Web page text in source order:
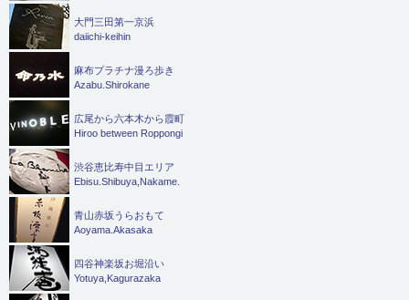
大門三田第一京浜
daiichi-keihin
麻布プラチナ漫ろ歩き
Azabu.Shirokane
広尾から六本木から霞町
Hiroo between Roppongi
渋谷恵比寿中目エリア
Ebisu.Shibuya,Nakame.
青山赤坂うらおもて
Aoyama.Akasaka
四谷神楽坂お堀沿い
Yotuya,Kagurazaka